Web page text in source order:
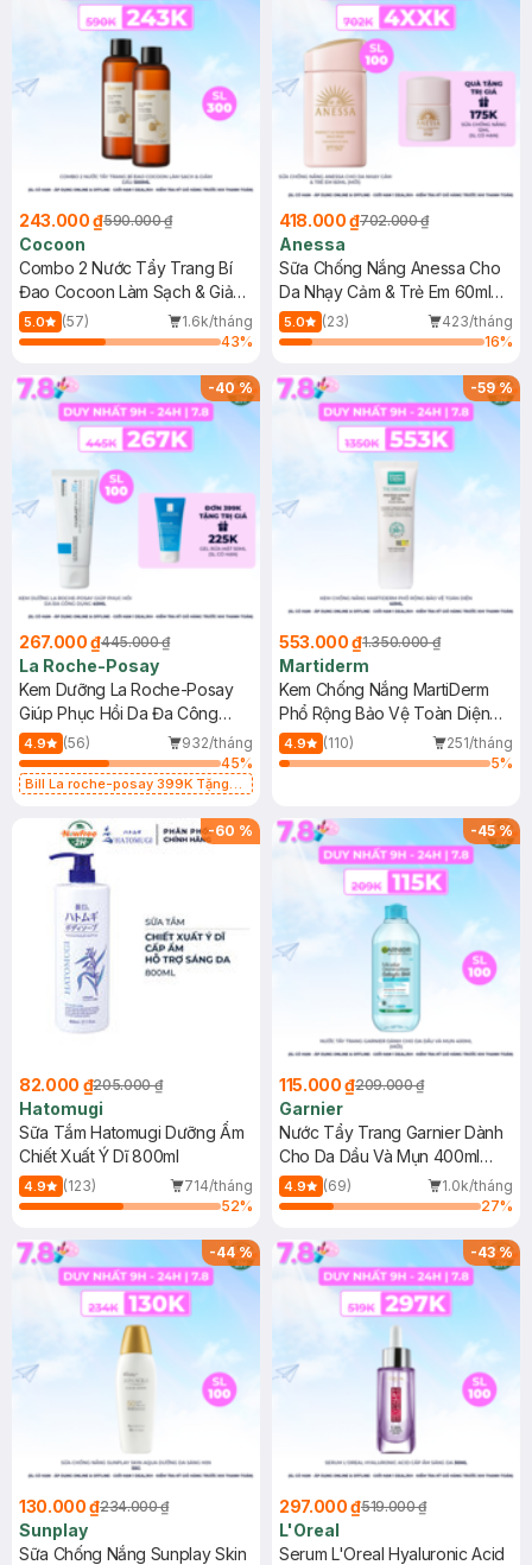
243.000 ₫590.000 ₫
Cocoon
Combo 2 Nước Tẩy Trang Bí
Đao Cocoon Làm Sạch & Giảm
Dầu 500ml
5.0 (57)
1.6k/tháng
43%
418.000 ₫702.000 ₫
Anessa
Sữa Chống Nắng Anessa Cho
Da Nhạy Cảm & Trẻ Em 60ml
(Mới)
5.0 (23)
423/tháng
16%
-40%
267.000 ₫445.000 ₫
La Roche-Posay
Kem Dưỡng La Roche-Posay
Giúp Phục Hồi Da Đa Công
Dụng 40ml
4.9 (56)
932/tháng
45%
Bill La roche-posay 399K Tặng
(SL có hạn)
-59%
553.000 ₫1.350.000 ₫
Martiderm
Kem Chống Nắng MartiDerm
Phổ Rộng Bảo Vệ Toàn Diện
40ml
4.9 (110)
251/tháng
5%
-60 %
82.000 ₫205.000 ₫
Hatomugi
Sữa Tắm Hatomugi Dưỡng Ẩm
Chiết Xuất Ý Dĩ 800ml
4.9 (123)
714/tháng
52%
-45%
115.000 ₫209.000 ₫
Garnier
Nước Tẩy Trang Garnier Dành
Cho Da Dầu Và Mụn 400ml
(Mới)
4.9 (69)
1.0k/tháng
27%
-44%
130.000 ₫234.000 ₫
Sunplay
Sữa Chống Nắng Sunplay Skin
-43%
297.000 ₫519.000 ₫
L'Oreal
Serum L'Oreal Hyaluronic Acid